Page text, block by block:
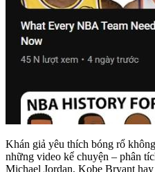
Khán giả yêu thích bóng rổ
những video kể chuyện – phân
Michael Jordan, Kobe Bryant